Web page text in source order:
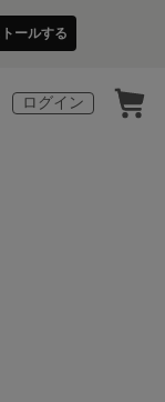
ールする
ログイン